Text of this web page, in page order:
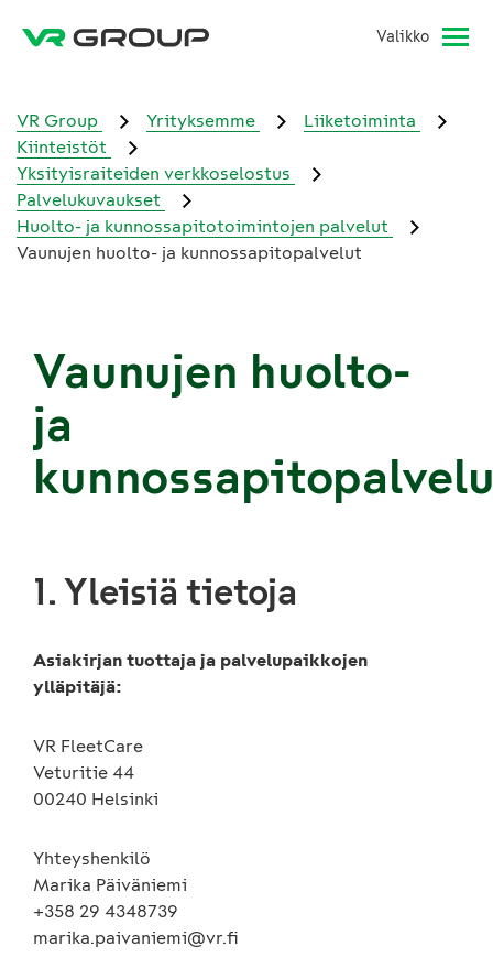
Valikko
VR Group Yrityksemme
Liiketoiminta
Kiinteistöt
Yksityisraiteiden verkkoselostus
Palvelukuvaukset
Huolto- ja kunnossapitotoimintojen palvelut
Vaunujen huolto- ja kunnossapitopalvelut
Vaunujen huolto-
ja
1. Yleisiä tietoja
Asiakirjan tuottaja ja palvelupaikkojen
ylläpitäjä:
VR FleetCare
Veturitie 44
00240 Helsinki
Yhteyshenkilö
Marika Päiväniemi
+358 29 4348739
marika.paivaniemi@vr.fi